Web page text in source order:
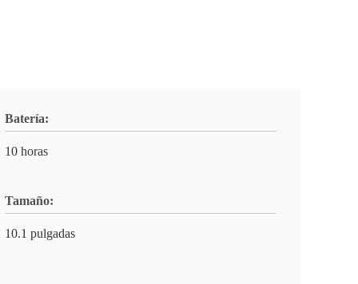
Batería:
10 horas
Tamaño:
10.1 pulgadas